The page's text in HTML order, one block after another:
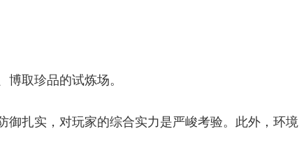
取珍品的试炼场。
御扎实，对玩家的综合实力是严峻考验。此外，环境